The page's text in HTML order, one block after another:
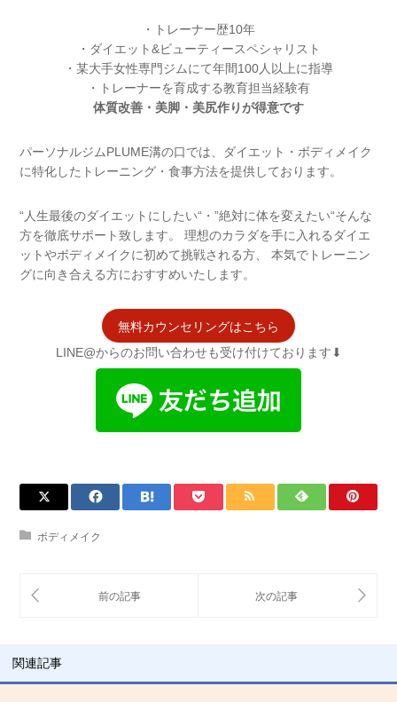
・トレーナー歴10年
・ダイエット&ビューティースペシャリスト
・某大手女性専門ジムにて年間100人以上に指導
・トレーナーを育成する教育担当経験有
体質改善・美脚・美尻作りが得意です
パーソナルジムPLUME溝の口では、ダイエット・ボディメイク
に特化したトレーニング・食事方法を提供しております。
“人生最後のダイエットにしたい“・”絶対に体を変えたい“そんな
方を徹底サポート致します。 理想のカラダを手に入れるダイエ
ットやボディメイクに初めて挑戦される方、 本気でトレーニン
グに向き合える方におすすめいたします。
無料カウンセリングはこちら
LINE@からのお問い合わせも受け付けております⬇︎
ボディメイク
関連記事